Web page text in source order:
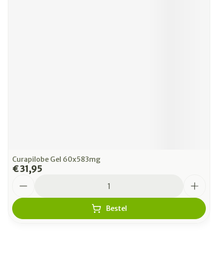
Curapilobe Gel 60x583mg
€ 31,95
Bestel